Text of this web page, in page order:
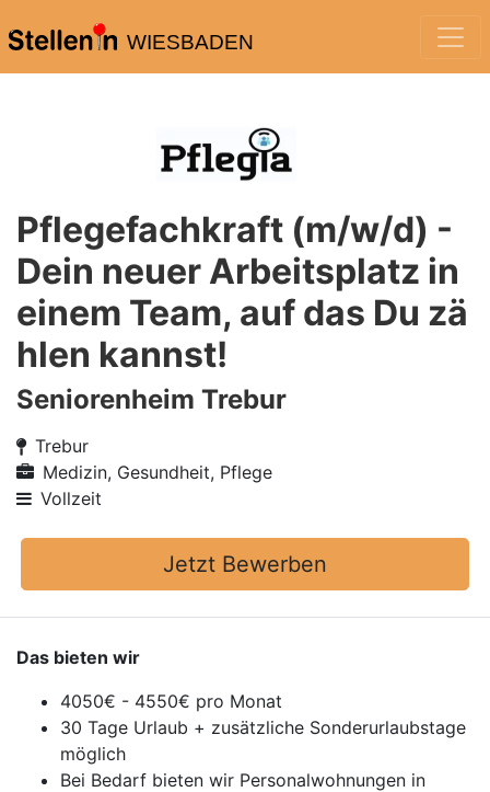
WIESBADEN
Pflegefachkraft (m/w/d) -
Dein neuer Arbeitsplatz in
einem Team, auf das Du zä
hlen kannst!
Seniorenheim Trebur
Trebur
Medizin, Gesundheit, Pflege
Vollzeit
Jetzt Bewerben
Das bieten wir
4050€ - 4550€ pro Monat
30 Tage Urlaub + zusätzliche Sonderurlaubstage
möglich
Bei Bedarf bieten wir Personalwohnungen in